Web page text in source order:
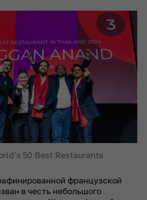
50 Best Restaurants
французской
в честь небольшого